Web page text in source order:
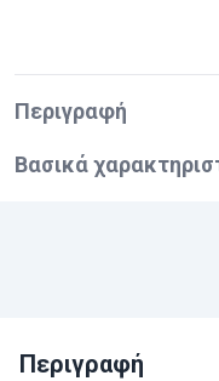
Περιγραφή
Βασικά
Περιγραφή